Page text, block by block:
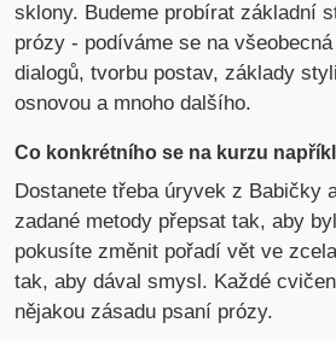
sklony. Budeme probírat základní
prózy - podíváme se na
dialogů, tvorbu postav, základy
osnovou a mnoho dalšího.
Co konkrétního se na kurzu
Dostanete třeba úryvek z Babičky
zadané metody přepsat tak, aby
pokusíte změnit pořadí vět ve
tak, aby dával smysl. Každé
nějakou zásadu psaní prózy.